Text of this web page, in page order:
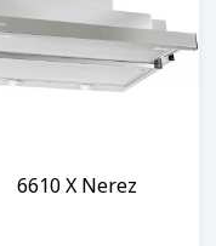
6610 X Nerez